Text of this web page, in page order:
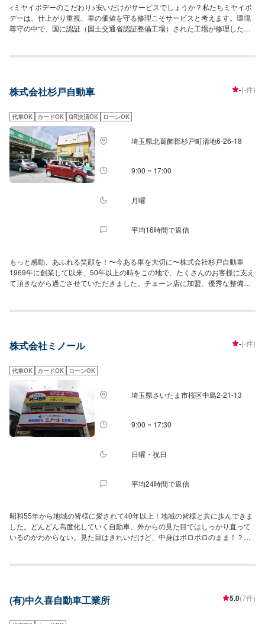
<ミヤイボデーのこだわり>安いだけがサービスでしょうか？私たちミヤイボ
デーは、仕上がり重視、車の価値を守る修理こそサービスと考えます。環境
尊守の中で、国に認証（国土交通省認証整備工場）された工場が修理した車
で安くできるという追求ではなく、価値の高い修理を提供します。私たち
機・低公害塗料（水性塗料も含む）を完備して環境にやさしい工場を目指し
修理を提供いたします。
株式会社杉戸自動車 -(-件)
代車OK カードOK QR決済OK ローンOK
埼玉県北葛飾郡杉戸町清地6-26-18
9:00 ~ 17:00
月曜
平均16時間で返信
もっと感動、あふれる笑顔を！〜今ある車を大切に〜株式会社杉戸自動車
1969年に創業して以来、50年以上の時をこの地で、たくさんのお客様に支え
て頂きながら過ごさせていただきました。チェーン店に加盟、優秀な整備士
ます。
株式会社ミノール -(-件)
代車OK カードOK ローンOK
埼玉県さいたま市桜区中島2-21-13
9:00 ~ 17:30
日曜・祝日
平均24時間で返信
昭和55年から地域の皆様に愛されて40年以上！地域の皆様と共に歩んできま
した。どんどん高度化していく自動車、外からの見た目ではしっかり直って
いるのかわからない。見た目はきれいだけど、中身はボロボロのまま！？株
(有)中久喜自動車工業所 5.0(7件)